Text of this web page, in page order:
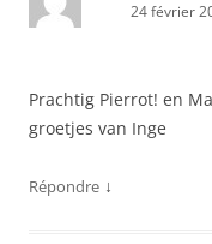
24 février
Prachtig Pierrot! en
groetjes van Inge
Répondre ↓